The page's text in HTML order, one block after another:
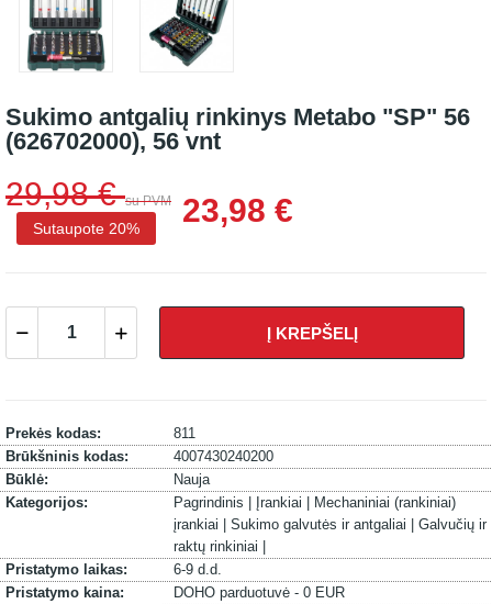
Sukimo antgalių rinkinys Metabo "SP" 56
(626702000), 56 vnt
23,98 €
29,98 €su PVM
Sutaupote 20%
Į KREPŠELĮ
Prekės kodas:
811
Brūkšninis kodas:
4007430240200
Būklė:
Nauja
Kategorijos:
Pagrindinis | Įrankiai |
Mechaniniai (rankiniai)
įrankiai | Sukimo galvutės ir antgaliai | Galvučių ir
raktų rinkiniai |
Pristatymo laikas:
6-9 d.d.
Pristatymo kaina:
DOHO parduotuvė - 0 EUR